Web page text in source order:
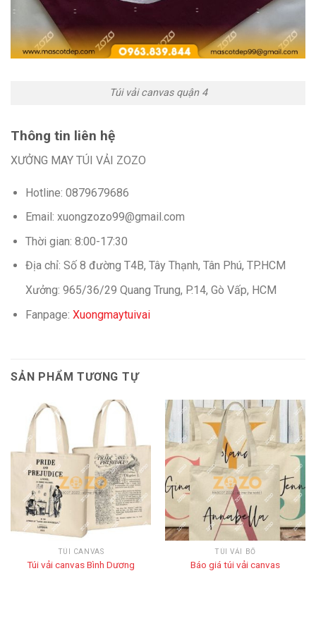
Túi vải canvas quận 4
Thông tin liên hệ
XƯỞNG MAY TÚI VẢI ZOZO
Hotline: 0879679686
Email: xuongzozo99@gmail.com
Thời gian: 8:00-17:30
Địa chỉ: Số 8 đường T4B, Tây Thạnh, Tân Phú, TP.HCM
Xưởng: 965/36/29 Quang Trung, P.14, Gò Vấp, HCM
Fanpage: Xuongmaytuivai
SẢN PHẨM TƯƠNG TỰ
TÚI CANVAS
Túi vải canvas Bình Dương
TÚI VẢI BỐ
Báo giá túi vải canvas